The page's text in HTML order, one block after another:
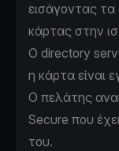
εισάγοντας τα
κάρτας στην
Ο directory
η κάρτα είναι
Ο πελάτης
Secure που
του.